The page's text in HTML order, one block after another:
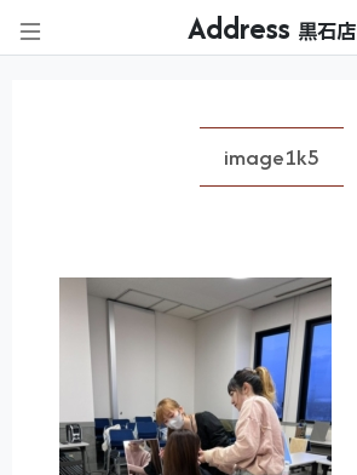
Address 黒石店
image1k5